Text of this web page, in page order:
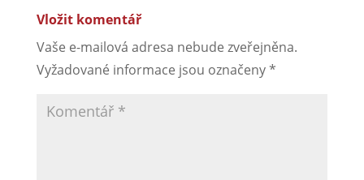
Vložit komentář
Vaše e-mailová adresa nebude zveřejněna.
Vyžadované informace jsou označeny*